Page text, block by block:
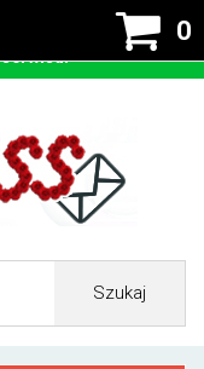
0
Szukaj
tzw ciastek w celu
cookies